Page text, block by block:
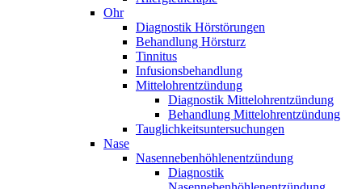
Ohr
Diagnostik Hörstörungen
Behandlung Hörsturz
Tinnitus
Infusionsbehandlung
Mittelohrentzündung
Diagnostik Mittelohrentzündung
Behandlung Mittelohrentzündung
Tauglichkeitsuntersuchungen
Nase
Nasennebenhöhlenentzündung
Diagnostik